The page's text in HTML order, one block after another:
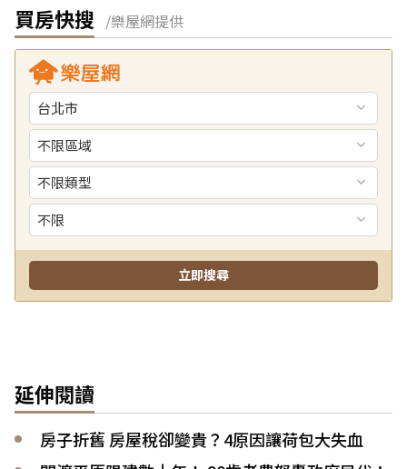
買房快搜 /樂屋網提供
延伸閱讀
房子折舊 房屋稅卻變貴？4原因讓荷包大失血